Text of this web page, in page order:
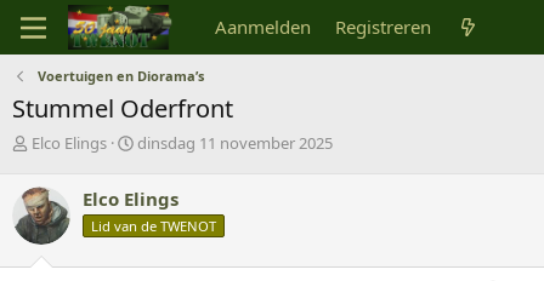
Aanmelden Registreren
Voertuigen en Diorama’s
Stummel Oderfront
O
d
e
r
w
e
Elco Elings
S
r
t
a
dinsdag 11 november 2025
Elco Elings
Lid van de TWENOT